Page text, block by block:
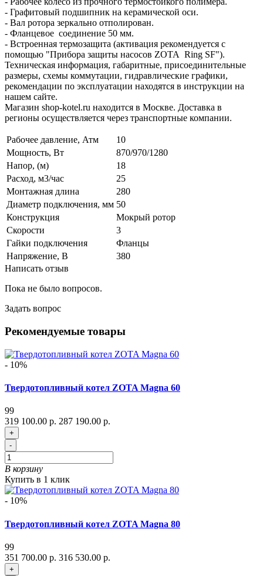
- Графитовый подшипник на керамической оси.
- Вал ротора зеркально отполирован.
- Фланцевое соединение 50 мм.
- Встроенная термозащита (активация рекомендуется с
помощью "Прибора защиты насосов ZOTA Ring SF").
Техническая информация, габаритные, присоединительные
размеры, схемы коммутации, гидравлические графики,
рекомендации по эксплуатации находятся в инструкции на
нашем сайте.
Магазин shop-kotel.ru находится в Москве. Доставка в
регионы осуществляется через транспортные компании.
Рабочее давление, Атм
10
Мощность, Вт
870/970/1280
Напор, (м)
18
Расход, м3/час
25
Монтажная длина
280
Диаметр подключения, мм 50
Конструкция
Мокрый ротор
Скорости
3
Гайки подключения
Фланцы
Напряжение, В
380
Написать отзыв
Пока не было вопросов.
Задать вопрос
Рекомендуемые товары
- 10%
Твердотопливный котел ZOTA Magna 60
99
319 100.00 р. 287 190.00 р.
+
-
В корзину
Купить в 1 клик
- 10%
Твердотопливный котел ZOTA Magna 80
99
351 700.00 р. 316 530.00 р.
+